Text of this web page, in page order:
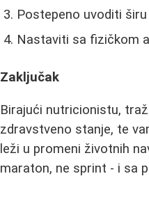
Postepeno uvoditi
Nastaviti sa fizičkom
Zaključak
Birajući nutricionistu,
zdravstveno stanje, te
leži u promeni životnih
maraton, ne sprint - i sa